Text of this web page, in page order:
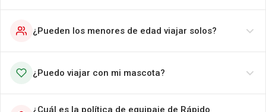
¿Pueden los menores de edad viajar solos?
¿Puedo viajar con mi mascota?
¿Cuál es la política de equipaje de Rápido